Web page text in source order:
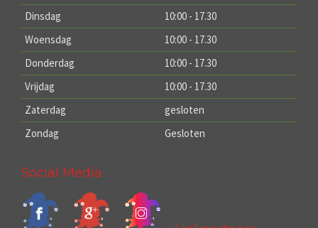
Dinsdag
10:00 - 17.30
Woensdag
10:00 - 17.30
Donderdag
10:00 - 17.30
Vrijdag
10:00 - 17.30
Zaterdag
gesloten
Zondag
Gesloten
Social Media